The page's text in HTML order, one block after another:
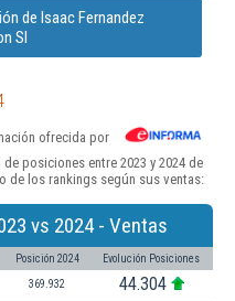
de Isaac Fernandez
Sl
ofrecida por
posiciones entre 2023 y 2024 de
de los rankings según sus ventas:
vs 2024 - Ventas
Posición 2024 Evolución Posiciones
369.932 44.304